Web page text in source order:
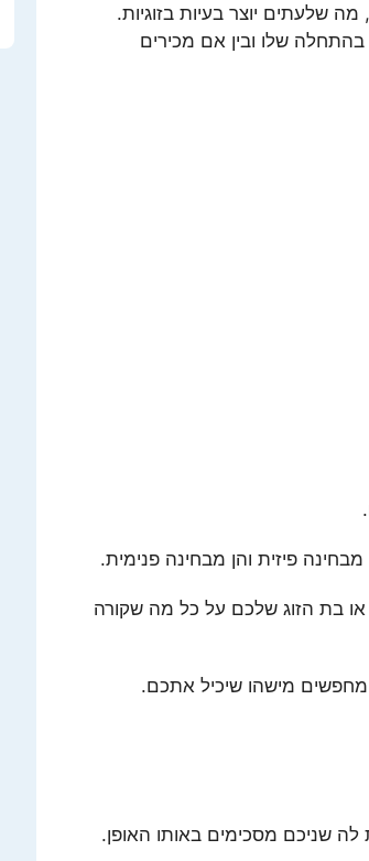
שלעתים יוצר בעיות בזוגיות.
שלו ובין אם מכירים
פיזית והן מבחינה פנימית.
בת הזוג שלכם על כל מה שקורה
מישהו שיכיל אתכם.
שניכם מסכימים באותו האופן.